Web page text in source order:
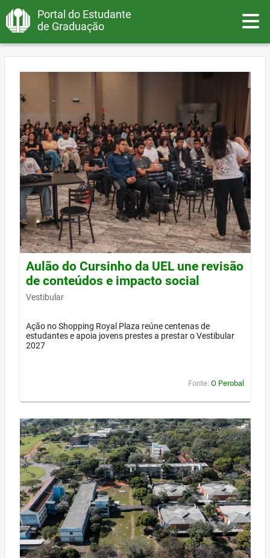
Portal do Estudante
de Graduação
Aulão do Cursinho da UEL une revisão
de conteúdos e impacto social
Vestibular
Ação no Shopping Royal Plaza reúne centenas de
estudantes e apoia jovens prestes a prestar o Vestibular
2027
Fonte: O Perobal